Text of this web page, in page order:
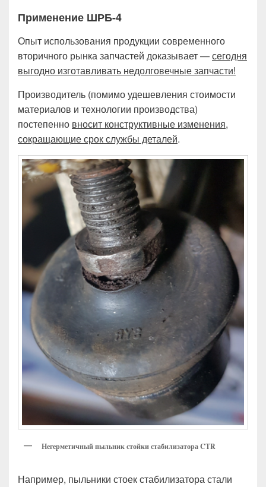
Применение ШРБ-4
Опыт использования продукции современного
вторичного рынка запчастей доказывает —сегодня
выгодно изготавливать недолговечные запчасти!
Производитель (помимо удешевления стоимости
материалов и технологии производства)
постепенно вносит конструктивные изменения,
сокращающие срок службы деталей.
Негерметичный пыльник стойки стабилизатора CTR
Например, пыльники стоек стабилизатора стали